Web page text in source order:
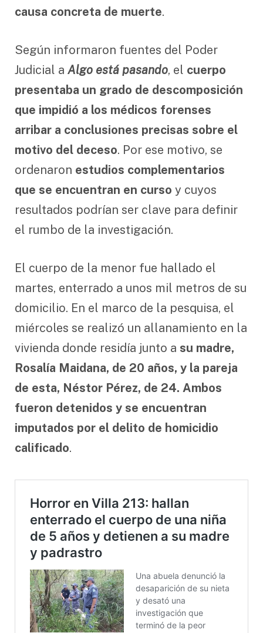
causa concreta de muerte.
Según informaron fuentes del Poder
Judicial a Algo está pasando, el cuerpo
presentaba un grado de descomposición
que impidió a los médicos forenses
arribar a conclusiones precisas sobre el
motivo del deceso. Por ese motivo, se
ordenaron estudios complementarios
que se encuentran en curso y cuyos
resultados podrían ser clave para definir
el rumbo de la investigación.
El cuerpo de la menor fue hallado el
martes, enterrado a unos mil metros de su
domicilio. En el marco de la pesquisa, el
miércoles se realizó un allanamiento en la
vivienda donde residía junto a su madre,
Rosalía Maidana, de 20 años, y la pareja
de esta, Néstor Pérez, de 24. Ambos
fueron detenidos y se encuentran
imputados por el delito de homicidio
calificado.